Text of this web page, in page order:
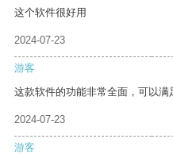
这个软件很好用
2024-07-23
游客
这款软件的功能非常全面，可以满
2024-07-23
游客